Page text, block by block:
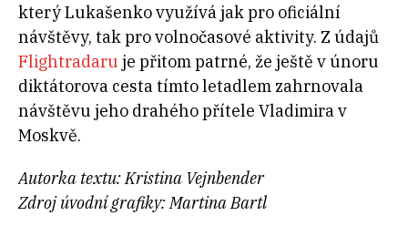
který Lukašenko využívá jak pro oficiální
návštěvy, tak pro volnočasové aktivity. Z údajů
Flightradaru je přitom patrné, že ještě v únoru
diktátorova cesta tímto letadlem zahrnovala
návštěvu jeho drahého přítele Vladimira v
Moskvě.
Autorka textu: Kristina Vejnbender
Zdroj úvodní grafiky: Martina Bartl